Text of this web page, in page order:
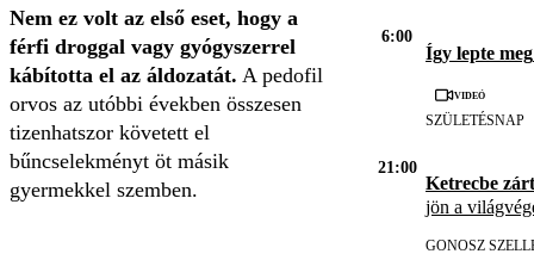
Nem ez volt az első eset, hogy a
férfi droggal vagy gyógyszerrel
kábította el az áldozatát. A pedofil
orvos az utóbbi években összesen
tizenhatszor követett el
bűncselekményt öt másik
gyermekkel szemben.
6:00
Így lepte meg
Videó
SZÜLETÉSNAP
21:00
Ketrecbe
jön a
GONOSZ